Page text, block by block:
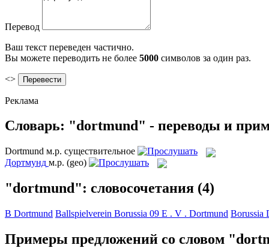
Перевод
Ваш текст переведен частично.
Вы можете переводить не более 5000 символов за один раз.
<>
Реклама
Словарь: "dortmund" - переводы и
Dortmund м.р. существительное
Дортмунд м.р. (geo)
"dortmund": словосочетания (4)
B Dortmund Ballspielverein Borussia 09 E . V . Dortmund Borussia
Примеры предложений со словом